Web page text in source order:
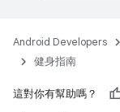
Android Developers
健身指南
這對你有幫助嗎？